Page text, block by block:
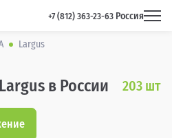
+7 (812) 363-23-63 Россия
Largus
в России 203 шт